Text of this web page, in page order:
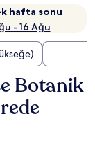
hafta sonu
- 16 Ağu
Botanik